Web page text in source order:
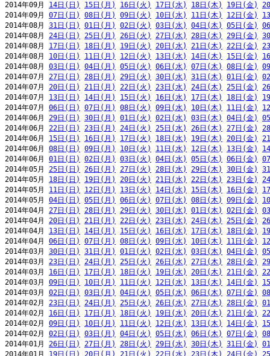
2014年09月 14日(日) 15日(月) 16日(火) 17日(水) 18日(木) 19日(金)
2014年09月 07日(日) 08日(月) 09日(火) 10日(水) 11日(木) 12日(金)
2014年08月 31日(日) 01日(月) 02日(火) 03日(水) 04日(木) 05日(金)
2014年08月 24日(日) 25日(月) 26日(火) 27日(水) 28日(木) 29日(金)
2014年08月 17日(日) 18日(月) 19日(火) 20日(水) 21日(木) 22日(金)
2014年08月 10日(日) 11日(月) 12日(火) 13日(水) 14日(木) 15日(金)
2014年08月 03日(日) 04日(月) 05日(火) 06日(水) 07日(木) 08日(金)
2014年07月 27日(日) 28日(月) 29日(火) 30日(水) 31日(木) 01日(金)
2014年07月 20日(日) 21日(月) 22日(火) 23日(水) 24日(木) 25日(金)
2014年07月 13日(日) 14日(月) 15日(火) 16日(水) 17日(木) 18日(金)
2014年07月 06日(日) 07日(月) 08日(火) 09日(水) 10日(木) 11日(金)
2014年06月 29日(日) 30日(月) 01日(火) 02日(水) 03日(木) 04日(金)
2014年06月 22日(日) 23日(月) 24日(火) 25日(水) 26日(木) 27日(金)
2014年06月 15日(日) 16日(月) 17日(火) 18日(水) 19日(木) 20日(金)
2014年06月 08日(日) 09日(月) 10日(火) 11日(水) 12日(木) 13日(金)
2014年06月 01日(日) 02日(月) 03日(火) 04日(水) 05日(木) 06日(金)
2014年05月 25日(日) 26日(月) 27日(火) 28日(水) 29日(木) 30日(金)
2014年05月 18日(日) 19日(月) 20日(火) 21日(水) 22日(木) 23日(金)
2014年05月 11日(日) 12日(月) 13日(火) 14日(水) 15日(木) 16日(金)
2014年05月 04日(日) 05日(月) 06日(火) 07日(水) 08日(木) 09日(金)
2014年04月 27日(日) 28日(月) 29日(火) 30日(水) 01日(木) 02日(金)
2014年04月 20日(日) 21日(月) 22日(火) 23日(水) 24日(木) 25日(金)
2014年04月 13日(日) 14日(月) 15日(火) 16日(水) 17日(木) 18日(金)
2014年04月 06日(日) 07日(月) 08日(火) 09日(水) 10日(木) 11日(金)
2014年03月 30日(日) 31日(月) 01日(火) 02日(水) 03日(木) 04日(金)
2014年03月 23日(日) 24日(月) 25日(火) 26日(水) 27日(木) 28日(金)
2014年03月 16日(日) 17日(月) 18日(火) 19日(水) 20日(木) 21日(金)
2014年03月 09日(日) 10日(月) 11日(火) 12日(水) 13日(木) 14日(金)
2014年03月 02日(日) 03日(月) 04日(火) 05日(水) 06日(木) 07日(金)
2014年02月 23日(日) 24日(月) 25日(火) 26日(水) 27日(木) 28日(金)
2014年02月 16日(日) 17日(月) 18日(火) 19日(水) 20日(木) 21日(金)
2014年02月 09日(日) 10日(月) 11日(火) 12日(水) 13日(木) 14日(金)
2014年02月 02日(日) 03日(月) 04日(火) 05日(水) 06日(木) 07日(金)
2014年01月 26日(日) 27日(月) 28日(火) 29日(水) 30日(木) 31日(金)
2014年01月 19日(日) 20日(月) 21日(火) 22日(水) 23日(木) 24日(金)